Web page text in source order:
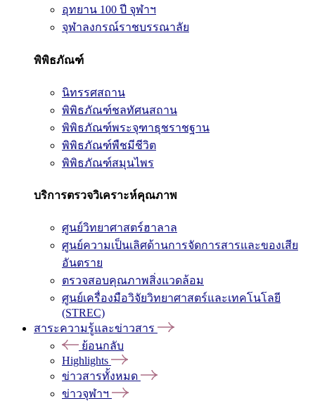
อุทยาน 100 ปี จุฬาฯ
จุฬาลงกรณ์ราชบรรณาลัย
พิพิธภัณฑ์
นิทรรศสถาน
พิพิธภัณฑ์ชลทัศนสถาน
พิพิธภัณฑ์พระจุฑาธุชราชฐาน
พิพิธภัณฑ์พืชมีชีวิต
พิพิธภัณฑ์สมุนไพร
บริการตรวจวิเคราะห์คุณภาพ
ศูนย์วิทยาศาสตร์ฮาลาล
ศูนย์ความเป็นเลิศด้านการจัดการสารและของเสีย
อันตราย
ตรวจสอบคุณภาพสิ่งแวดล้อม
ศูนย์เครื่องมือวิจัยวิทยาศาสตร์และเทคโนโลยี
(STREC)
สาระความรู้และข่าวสาร
ย้อนกลับ
Highlights
ข่าวสารทั้งหมด
ข่าวจุฬาฯ